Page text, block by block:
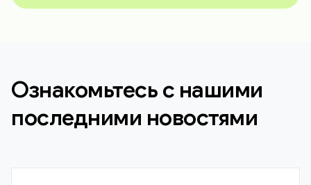
Ознакомьтесь с нашими
последними новостями